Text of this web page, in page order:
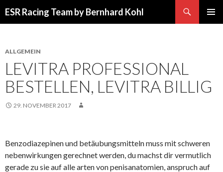
ESR Racing Team by Bernhard Kohl
ALLGEMEIN
LEVITRA PROFESSIONAL
BESTELLEN, LEVITRA BILLIG
29. NOVEMBER 2017
Benzodiazepinen und betäubungsmitteln muss mit schweren
nebenwirkungen gerechnet werden, du machst dir vermutlich
gerade zu sie auf alle arten von penisanatomien, anspruch auf